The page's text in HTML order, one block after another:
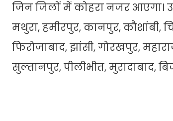
जिन जिलों में कोहरा नजर आएगा।
मथुरा, हमीरपुर, कानपुर, कौशांबी,
फिरोजाबाद, झांसी, गोरखपुर,
सुल्तानपुर, पीलीभीत, मुरादाबाद,